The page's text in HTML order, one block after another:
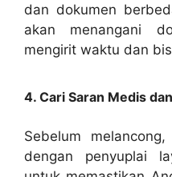
dan dokumen
akan menangani
mengirit waktu dan
4. Cari Saran Medis
Sebelum
dengan penyuplai